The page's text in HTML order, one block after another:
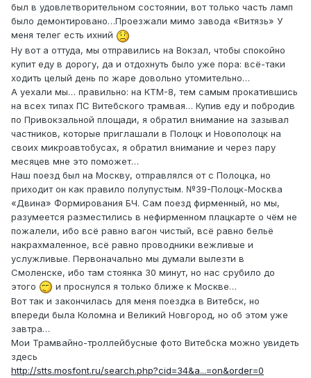
был в удовлетворительном состоянии, вот только часть ламп
было демонтировано…Проезжали мимо завода «Витязь» У
меня телег есть ихний
Ну вот а оттуда, мы отправились на Вокзал, чтобы спокойно
купит еду в дорогу, да и отдохнуть было уже пора: всё-таки
ходить целый день по жаре довольно утомительно…
А уехали мы… правильно: на КТМ-8, тем самым прокатившись
на всех типах ПС Витебского трамвая… Купив еду и побродив
по Привокзальной площади, я обратил внимание на зазывал
частников, которые приглашали в Полоцк и Новополоцк на
своих микроавтобусах, я обратил внимание и через пару
месяцев мне это поможет…
Наш поезд был на Москву, отправлялся от с Полоцка, но
приходит он как правило полупустым. №39-Полоцк-Москва
«Двина» Формирования БЧ. Сам поезд фирменный, но мы,
разумеется разместились в нефирменном плацкарте о чём не
пожалели, ибо всё равно вагон чистый, всё равно бельё
накрахмаленное, всё равно проводники вежливые и
услужливые. Первоначально мы думали вылезти в
Смоленске, ибо там стоянка 30 минут, но нас срубило до
этого
и проснулся я только ближе к Москве…
Вот так и закончилась для меня поездка в Витебск, но
впереди была Коломна и Великий Новгород, но об этом уже
завтра…
Мои Трамвайно-троллейбусные фото Витебска можно увидеть
здесь
http://stts.mosfont.ru/search.php?cid=34&a...=on&order=0